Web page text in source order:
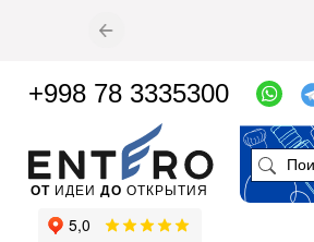
ОТ ИДЕИ ДО ОТКРЫТИЯ
+998 78 3335300